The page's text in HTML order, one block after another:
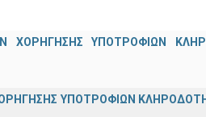
ΧΟΡΗΓΗΣΗΣ ΥΠΟΤΡΟΦΙΩΝ
ΥΠΟΤΡΟΦΙΩΝ